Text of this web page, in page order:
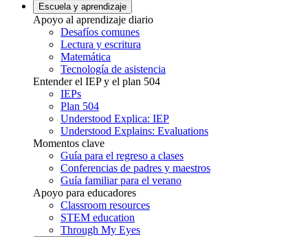
Escuela y aprendizaje
Apoyo al aprendizaje diario
Desafíos comunes
Lectura y escritura
Matemática
Tecnología de asistencia
Entender el IEP y el plan 504
IEPs
Plan 504
Understood Explica: IEP
Understood Explains: Evaluations
Momentos clave
Guía para el regreso a clases
Conferencias de padres y maestros
Guía familiar para el verano
Apoyo para educadores
Classroom resources
STEM education
Through My Eyes